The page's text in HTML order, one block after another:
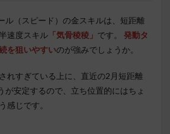
ル（スピード）の金スキルは、短距離
速度スキル 「気骨稜稜」 です。 発動タ
を狙いやすいのが強みでしょうか。
れすぎている上に、直近の2月短距離
が安定するので、立ち位置的にはちょ
感じです。